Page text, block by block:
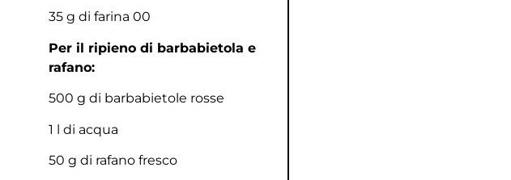
35 g di farina 00
Per il ripieno di barbabietola e
rafano:
500 g di barbabietole rosse
1 l di acqua
50 g di rafano fresco